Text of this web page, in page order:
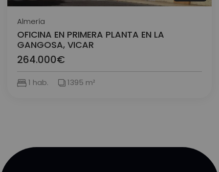
Almería
OFICINA EN PRIMERA PLANTA EN LA
GANGOSA, VICAR
264.000€
1 hab. 1395 m²